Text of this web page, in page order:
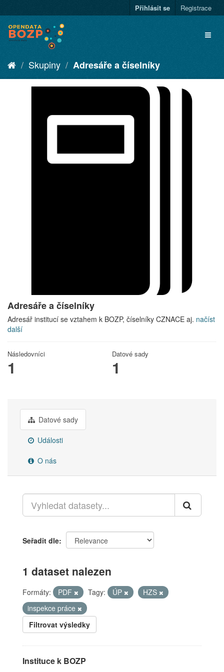
Přihlásit se Registrace
Skupiny Adresáře a číselníky
Adresáře a číselníky
Adresář institucí se vztahem k BOZP, číselníky CZNACE aj. načíst
další
Následovníci
1
Datové sady
1
Datové sady
Události
O nás
Seřadit dle
1 dataset nalezen
Formáty: PDF Tagy: ÚP
HZS
inspekce práce
Filtrovat výsledky
Instituce k BOZP